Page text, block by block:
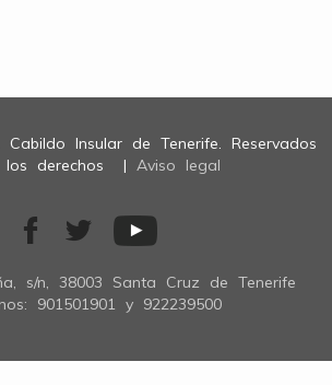
Insular de Tenerife. Reservados
los derechos | Aviso legal
s/n, 38003 Santa Cruz de Tenerife
901501901 y 922239500